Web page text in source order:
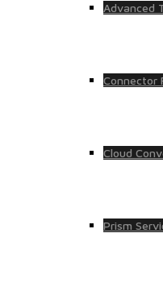
Advanced
Connector
Cloud
Prism